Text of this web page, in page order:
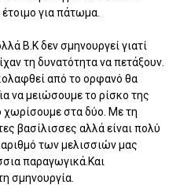
για πάτωμα.
Β.Κ δεν σμηνουργεί γιατί
τη δυνατότητα να πετάξουν.
από το ορφανό θα
να μειώσουμε το ρίσκο της
χωρίσουμε στα δύο. Με τη
βασίλισσες αλλά είναι πολύ
των μελισσιών μας
παραγωγικά.Και
σμηνουργία.